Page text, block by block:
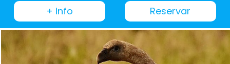
+ info Reservar